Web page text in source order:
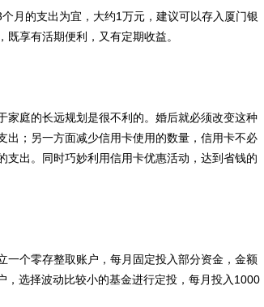
的支出为宜，大约1万元，建议可以存入厦门银
享有活期便利，又有定期收益。
庭的长远规划是很不利的。婚后就必须改变这种
出；另一方面减少信用卡使用的数量，信用卡不必
出。同时巧妙利用信用卡优惠活动，达到省钱的
个零存整取账户，每月固定投入部分资金，金额
选择波动比较小的基金进行定投，每月投入1000